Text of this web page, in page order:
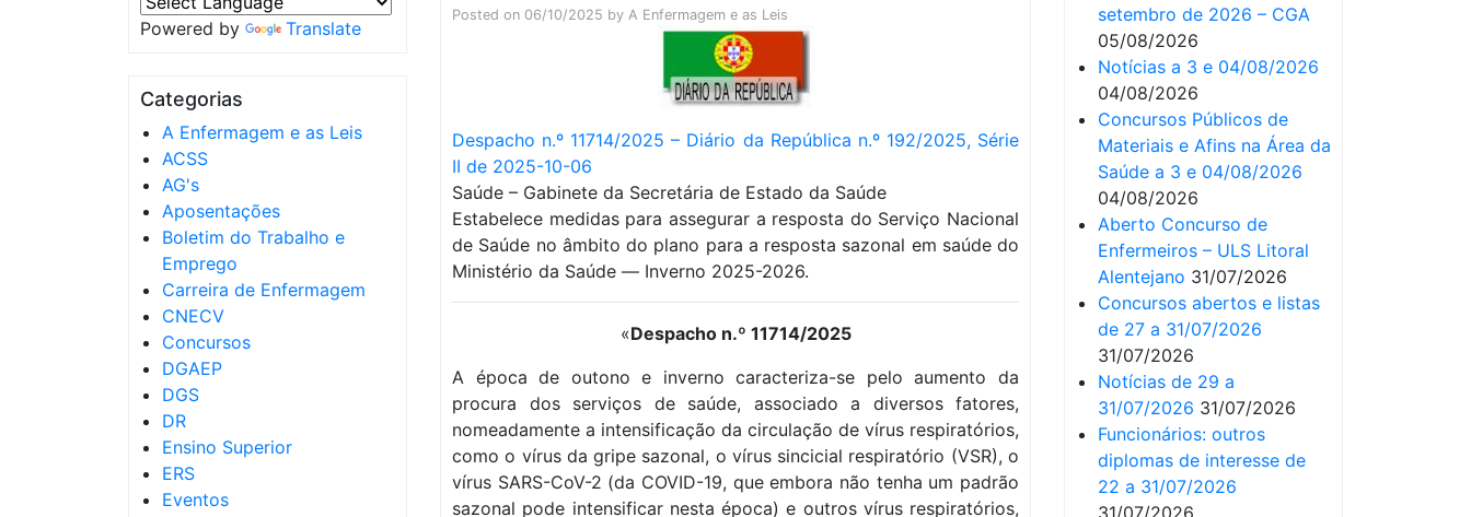
Powered by Translate
Categorias
A Enfermagem e as Leis
ACSS
AG's
Aposentações
Boletim do Trabalho e
Emprego
Carreira de Enfermagem
CNECV
Concursos
DGAEP
DGS
DR
Ensino Superior
ERS
Eventos
Posted on 06/10/2025 by A Enfermagem e as Leis
Despacho n.º 11714/2025 – Diário da República n.º 192/2025, Série
II de 2025-10-06
Saúde – Gabinete da Secretária de Estado da Saúde
Estabelece medidas para assegurar a resposta do Serviço Nacional
de Saúde no âmbito do plano para a resposta sazonal em saúde do
Ministério da Saúde ― Inverno 2025-2026.
«Despacho n.º 11714/2025
A época de outono e inverno caracteriza-se pelo aumento da
procura dos serviços de saúde, associado a diversos fatores,
nomeadamente a intensificação da circulação de vírus respiratórios,
como o vírus da gripe sazonal, o vírus sincicial respiratório (VSR), o
vírus SARS-CoV-2 (da COVID-19, que embora não tenha um padrão
sazonal pode intensificar nesta época) e outros vírus respiratórios,
setembro de 2026 – CGA
05/08/2026
Notícias a 3 e 04/08/2026
04/08/2026
Concursos Públicos de
Materiais e Afins na Área da
Saúde a 3 e 04/08/2026
04/08/2026
Aberto Concurso de
Enfermeiros – ULS Litoral
Alentejano 31/07/2026
Concursos abertos e listas
de 27 a 31/07/2026
31/07/2026
Notícias de 29 a
31/07/2026 31/07/2026
Funcionários: outros
diplomas de interesse de
22 a 31/07/2026
31/07/2026